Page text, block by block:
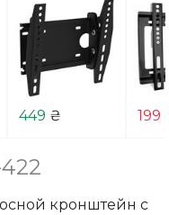
449 ₴ 199
кронштейн с